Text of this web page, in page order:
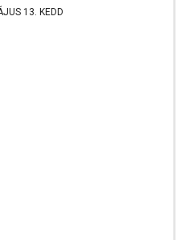
13. KEDD